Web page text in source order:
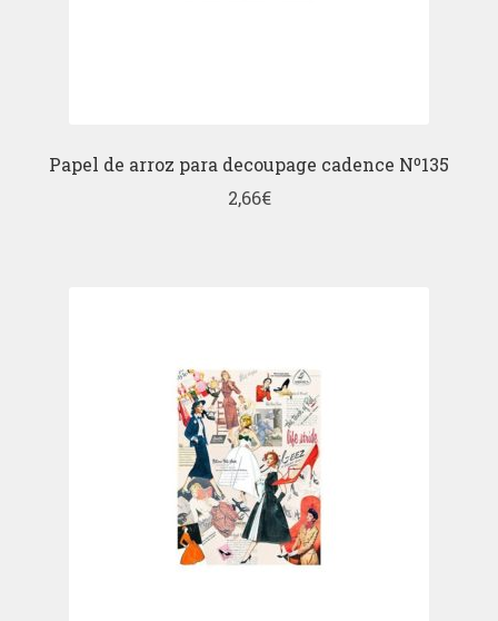
Papel de arroz para decoupage cadence Nº135
2,66€